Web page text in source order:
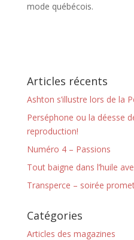
mode québécois.
Articles récents
Ashton s’illustre lors de la
Perséphone ou la déesse
reproduction!
Numéro 4 – Passions
Tout baigne dans l’huile
Transperce – soirée
Catégories
Articles des magazines